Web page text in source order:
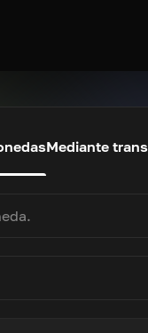
Mediante